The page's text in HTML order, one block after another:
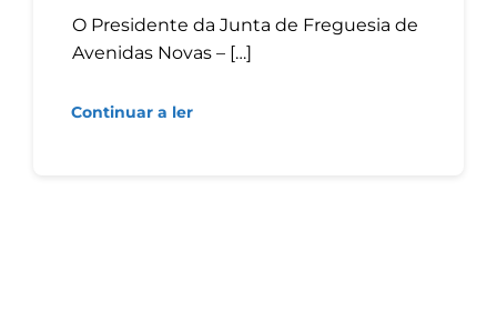
O Presidente da Junta de Freguesia de
Avenidas Novas – […]
Continuar a ler